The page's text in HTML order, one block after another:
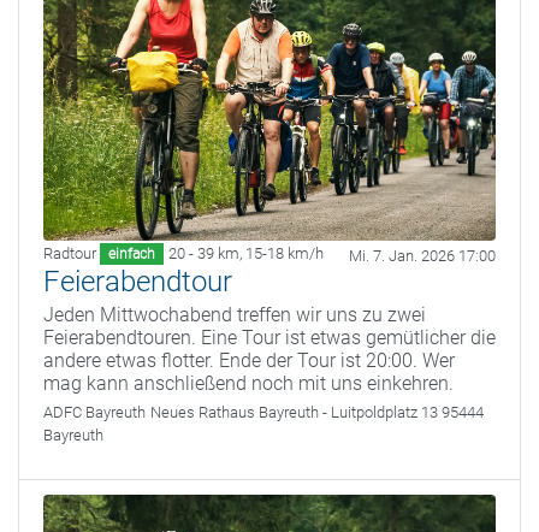
Radtour einfach 20 - 39 km, 15-18 km/h Mi. 7. Jan. 2026 17:00
Feierabendtour
Jeden Mittwochabend treffen wir uns zu zwei
Feierabendtouren. Eine Tour ist etwas gemütlicher die
andere etwas flotter. Ende der Tour ist 20:00. Wer
mag kann anschließend noch mit uns einkehren.
ADFC Bayreuth Neues Rathaus Bayreuth - Luitpoldplatz 13 95444
Bayreuth